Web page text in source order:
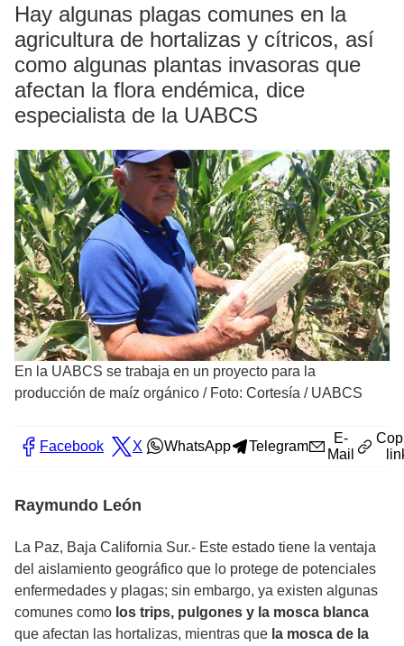
Hay algunas plagas comunes en la
agricultura de hortalizas y cítricos, así
como algunas plantas invasoras que
afectan la flora endémica, dice
especialista de la UABCS
En la UABCS se trabaja en un proyecto para la
producción de maíz orgánico / Foto: Cortesía / UABCS
Facebook X WhatsApp Telegram
E-
Mail
Raymundo León
La Paz, Baja California Sur.- Este estado tiene la ventaja
del aislamiento geográfico que lo protege de potenciales
enfermedades y plagas; sin embargo, ya existen algunas
comunes como los trips, pulgones y la mosca blanca
que afectan las hortalizas, mientras que la mosca de la